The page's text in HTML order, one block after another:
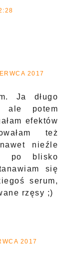
2017
Ja długo
ale potem
efektów
też
nieźle
po blisko
się
serum,
rzęsy ;)
2017